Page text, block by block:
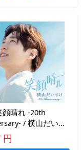
顔晴れ -20th
/ 横山だいす
円